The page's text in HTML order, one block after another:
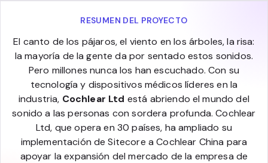
RESUMEN DEL PROYECTO
El canto de los pájaros, el viento en los árboles, la risa:
la mayoría de la gente da por sentado estos sonidos.
Pero millones nunca los han escuchado. Con su
tecnología y dispositivos médicos líderes en la
industria, Cochlear Ltd está abriendo el mundo del
sonido a las personas con sordera profunda. Cochlear
Ltd, que opera en 30 países, ha ampliado su
implementación de Sitecore a Cochlear China para
apoyar la expansión del mercado de la empresa de